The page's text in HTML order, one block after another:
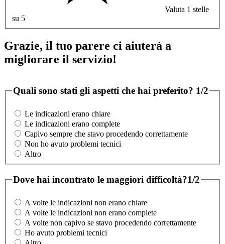
Valuta 1 stelle
su 5
Grazie, il tuo parere ci aiuterà a
migliorare il servizio!
Quali sono stati gli aspetti che hai preferito? 1/2
Le indicazioni erano chiare
Le indicazioni erano complete
Capivo sempre che stavo procedendo correttamente
Non ho avuto problemi tecnici
Altro
Dove hai incontrato le maggiori difficoltà?1/2
A volte le indicazioni non erano chiare
A volte le indicazioni non erano complete
A volte non capivo se stavo procedendo correttamente
Ho avuto problemi tecnici